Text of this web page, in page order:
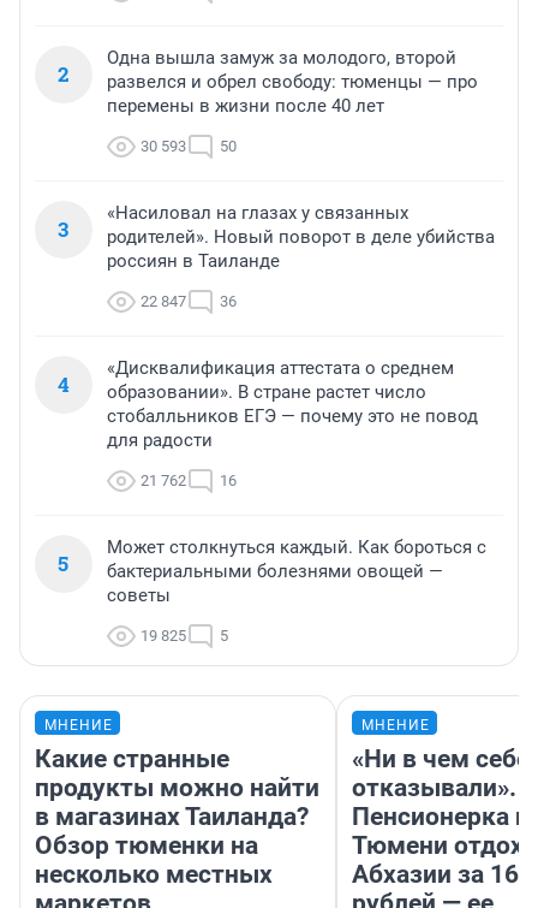
2
Одна вышла замуж за молодого, второй
развелся и обрел свободу: тюменцы — про
перемены в жизни после 40 лет
30 593 50
3
«Насиловал на глазах у связанных
родителей». Новый поворот в деле убийства
россиян в Таиланде
22 847 36
4
«Дисквалификация аттестата о среднем
образовании». В стране растет число
стобалльников ЕГЭ — почему это не повод
для радости
21 762 16
5
Может столкнуться каждый. Как бороться с
бактериальными болезнями овощей —
советы
19 825 5
МНЕНИЕ
Какие странные
продукты можно найти
в магазинах Таиланда?
Обзор тюменки на
несколько местных
МНЕНИЕ
«Ни в чем себе
отказывали».
Пенсионерка
Тюмени
Абхазии за